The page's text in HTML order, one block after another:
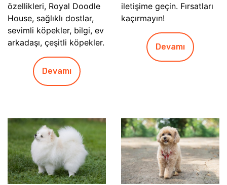
özellikleri, Royal Doodle
House, sağlıklı dostlar,
sevimli köpekler, bilgi, ev
arkadaşı, çeşitli köpekler.
Devamı
iletişime geçin. Fırsatları
kaçırmayın!
Devamı